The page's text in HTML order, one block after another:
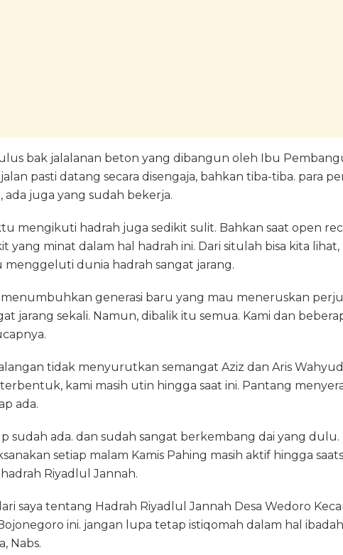
bak jalalanan beton yang dibangun oleh Ibu
pasti datang secara disengaja, bahkan tiba-tiba. para
ada juga yang sudah bekerja.
mengikuti hadrah juga sedikit sulit. Bahkan saat open
yang minat dalam hal hadrah ini. Dari situlah bisa kita lihat,
menggeluti dunia hadrah sangat jarang.
menumbuhkan generasi baru yang mau meneruskan
jarang sekali. Namun, dibalik itu semua. Kami dan
tidak menyurutkan semangat Aziz dan Aris
kami masih utin hingga saat ini. Pantang
ada.
sudah ada. dan sudah sangat berkembang dai yang
setiap malam Kamis Pahing masih aktif hingga
Riyadlul Jannah.
saya tentang Hadrah Riyadlul Jannah Desa Wedoro
ini. jangan lupa tetap istiqomah dalam hal
Nabs.